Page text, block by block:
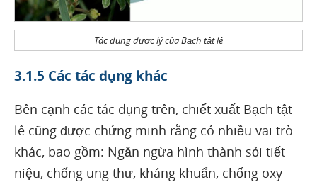
Tác dụng dược lý của Bạch tật lê
3.1.5 Các tác dụng khác
Bên cạnh các tác dụng trên, chiết xuất Bạch tật
lê cũng được chứng minh rằng có nhiều vai trò
khác, bao gồm: Ngăn ngừa hình thành sỏi tiết
niệu, chống ung thư, kháng khuẩn, chống oxy